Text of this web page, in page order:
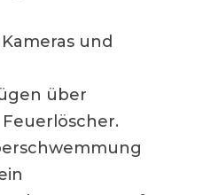
und
über